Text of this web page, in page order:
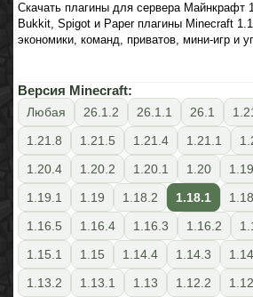
Скачать плагины для сервера Майнкрафт
Bukkit, Spigot и Paper плагины Minecraft
экономики, команд, приватов, мини-игр и
Версия Minecraft:
Любая 26.1.2 26.1.1 26.1
1.21.8
1.21.5 1.21.4 1.21.1
1.20.4
1.20.2 1.20.1 1.20
1.19.1
1.19 1.18.2 1.18.1 1.18
1.16.5
1.16.4 1.16.3 1.16.2
1.15.1
1.15 1.14.4 1.14.3
1.13.2
1.13.1 1.13 1.12.2